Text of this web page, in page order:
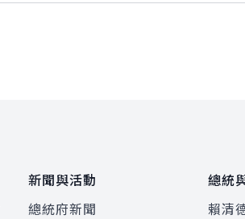
新聞與活動
總統府新聞
總統
賴清